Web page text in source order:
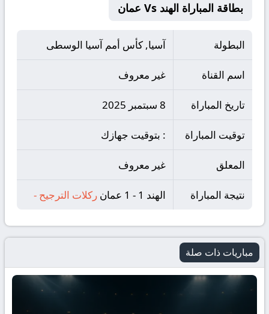
بطاقة المباراة الهند Vs عمان
البطولة آسيا, كأس أمم آسيا الوسطى
اسم القناة غير معروف
تاريخ المباراة 8 سبتمبر 2025
توقيت المباراة : بتوقيت جهازك
المعلق غير معروف
نتيجة المباراة الهند 1 - 1 عمان ركلات الترجيح -
مباريات ذات صلة